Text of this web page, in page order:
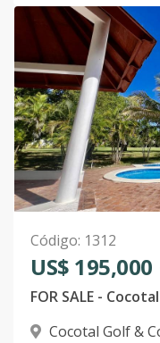
Código: 1312
US$ 195,000
FOR SALE -
Cocotal Golf &